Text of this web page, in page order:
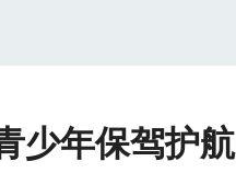
少年保驾护航